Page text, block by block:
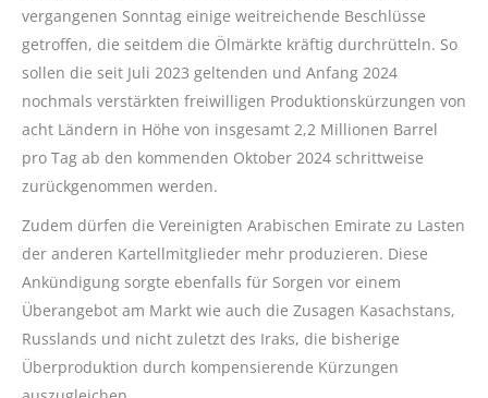
vergangenen Sonntag einige weitreichende Beschlüsse
getroffen, die seitdem die Ölmärkte kräftig durchrütteln. So
sollen die seit Juli 2023 geltenden und Anfang 2024
nochmals verstärkten freiwilligen Produktionskürzungen von
acht Ländern in Höhe von insgesamt 2,2 Millionen Barrel
pro Tag ab den kommenden Oktober 2024 schrittweise
zurückgenommen werden.
Zudem dürfen die Vereinigten Arabischen Emirate zu Lasten
der anderen Kartellmitglieder mehr produzieren. Diese
Ankündigung sorgte ebenfalls für Sorgen vor einem
Überangebot am Markt wie auch die Zusagen Kasachstans,
Russlands und nicht zuletzt des Iraks, die bisherige
Überproduktion durch kompensierende Kürzungen